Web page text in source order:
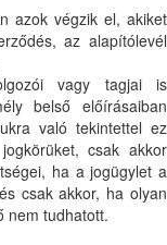
azok végzik el, akiket
az alapítólevél
vagy tagjai is
belső előírásaiban
való tekintettel ez
csak akkor
ha a jogügylet a
csak akkor, ha olyan
nem tudhatott.